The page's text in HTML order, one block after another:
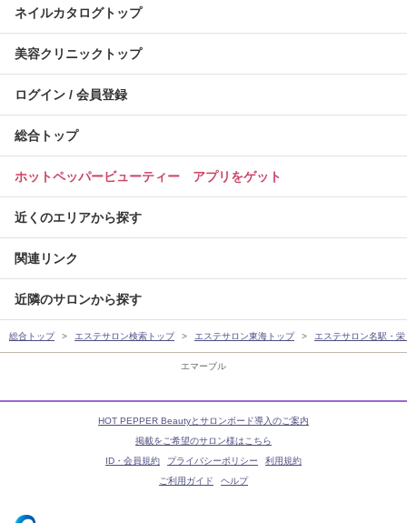
エマーブル
ネイルカタログトップ
美容クリニックトップ
ログイン / 会員登録
総合トップ
ホットペッパービューティー アプリをゲット
近くのエリアから探す
関連リンク
近隣のサロンから探す
総合トップ エステサロン検索トップ エステサロン東海トップ エステサロン名駅・
HOT PEPPER Beautyとサロンボード導入のご案内
掲載をご希望のサロン様はこちら
ID・会員規約
プライバシーポリシー
利用規約
ご利用ガイド
ヘルプ